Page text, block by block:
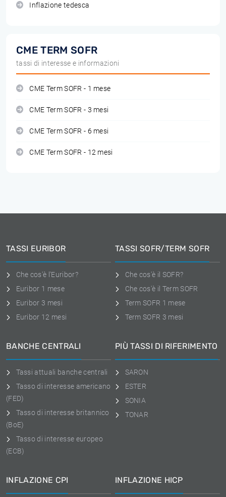
Inflazione tedesca
CME TERM SOFR
tassi di interesse e informazioni
CME Term SOFR - 1 mese
CME Term SOFR - 3 mesi
CME Term SOFR - 6 mesi
CME Term SOFR - 12 mesi
TASSI EURIBOR
Che cos'è l'Euribor?
Euribor 1 mese
Euribor 3 mesi
Euribor 12 mesi
TASSI SOFR/TERM SOFR
Che cos'è il SOFR?
Che cos'è il Term SOFR
Term SOFR 1 mese
Term SOFR 3 mesi
BANCHE CENTRALI
Tassi attuali banche centrali
Tasso di interesse americano
(FED)
Tasso di interesse britannico
(BoE)
Tasso di interesse europeo
(ECB)
PIÙ TASSI DI RIFERIMENTO
SARON
ESTER
SONIA
TONAR
INFLAZIONE CPI INFLAZIONE HICP